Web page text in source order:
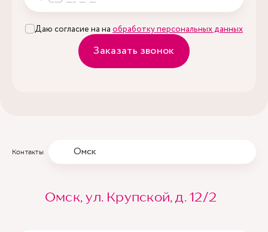
Даю согласие на на обработку персональных данных
Заказать звонок
Контакты Омск
Омск, ул. Крупской, д. 12/2